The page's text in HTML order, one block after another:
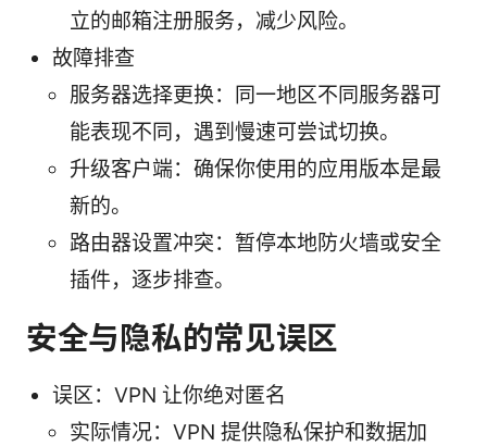
立的邮箱注册服务，减少风险。
故障排查
服务器选择更换：同一地区不同服务器可
能表现不同，遇到慢速可尝试切换。
升级客户端：确保你使用的应用版本是最
新的。
路由器设置冲突：暂停本地防火墙或安全
插件，逐步排查。
安全与隐私的常见误区
误区：VPN 让你绝对匿名
实际情况：VPN 提供隐私保护和数据加